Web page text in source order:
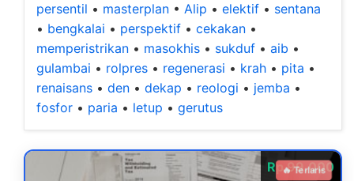
persentil • masterplan • Alip • elektif • sentana
• bengkalai • perspektif • cekakan •
memperistrikan • masokhis • sukduf • aib •
gulambai • rolpres • regenerasi • krah • pita •
renaisans • den • dekap • reologi • jemba •
fosfor • paria • letup • gerutus
Rp 99.000
🔥 Terlaris